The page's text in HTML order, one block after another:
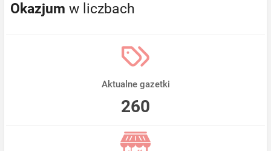
Okazjum w liczbach
Aktualne gazetki
260